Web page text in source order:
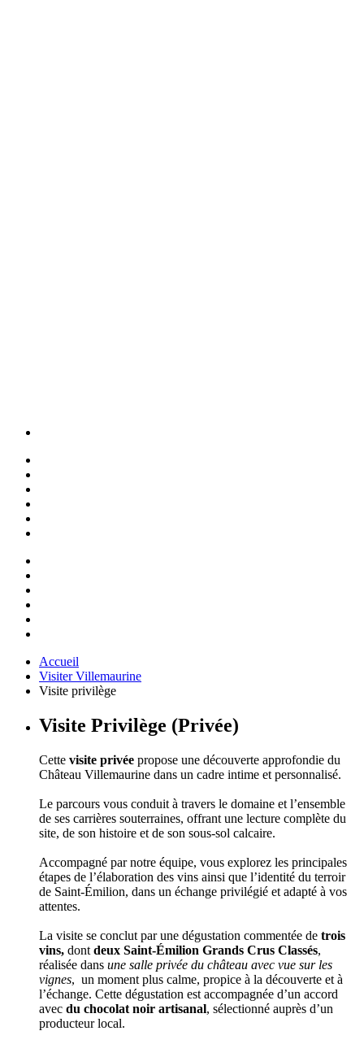
Accueil
Visiter Villemaurine
Visite privilège
Visite Privilège (Privée)
Cette visite privée propose une découverte approfondie du
Château Villemaurine dans un cadre intime et personnalisé.
Le parcours vous conduit à travers le domaine et l’ensemble
de ses carrières souterraines, offrant une lecture complète du
site, de son histoire et de son sous-sol calcaire.
Accompagné par notre équipe, vous explorez les principales
étapes de l’élaboration des vins ainsi que l’identité du terroir
de Saint-Émilion, dans un échange privilégié et adapté à vos
attentes.
La visite se conclut par une dégustation commentée de trois
vins, dont deux Saint-Émilion Grands Crus Classés,
réalisée dans une salle privée du château avec vue sur les
vignes, un moment plus calme, propice à la découverte et à
l’échange. Cette dégustation est accompagnée d’un accord
avec du chocolat noir artisanal, sélectionné auprès d’un
producteur local.